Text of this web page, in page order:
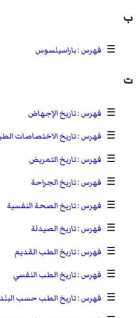
ب
☰ باراسيلسوس
ت
☰
تاريخ الإجهاض
☰
تاريخ الاختصاصات
☰
تاريخ التمريض
☰
تاريخ الجراحة
☰
تاريخ الصحة النفسية
☰
تاريخ الصيدلة
☰
تاريخ الطب القديم
☰
تاريخ الطب النفسي
☰
تاريخ الطب حسب البلد